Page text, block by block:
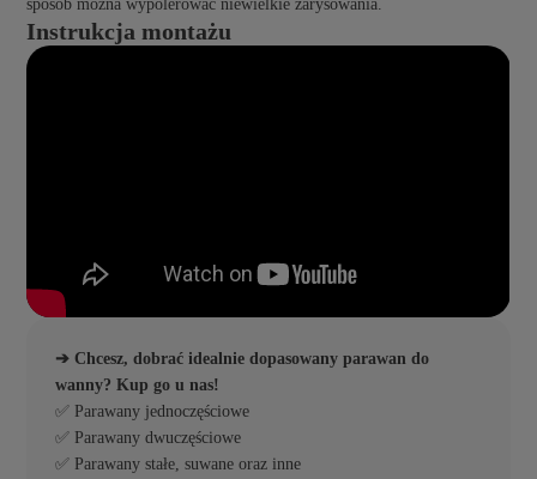
sposób można wypolerować niewielkie zarysowania.
Instrukcja montażu
➔ Chcesz, dobrać idealnie dopasowany parawan do
wanny? Kup go u nas!
✅ Parawany jednoczęściowe
✅ Parawany dwuczęściowe
✅ Parawany stałe, suwane oraz inne